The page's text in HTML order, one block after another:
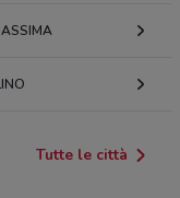
Tutte le città